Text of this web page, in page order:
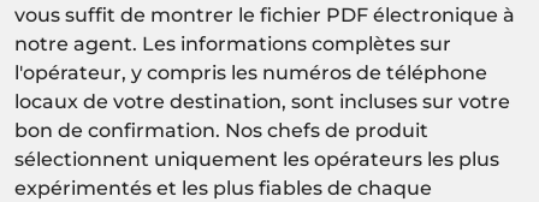
vous suffit de montrer le fichier PDF électronique à
notre agent. Les informations complètes sur
l'opérateur, y compris les numéros de téléphone
locaux de votre destination, sont incluses sur votre
bon de confirmation. Nos chefs de produit
sélectionnent uniquement les opérateurs les plus
expérimentés et les plus fiables de chaque